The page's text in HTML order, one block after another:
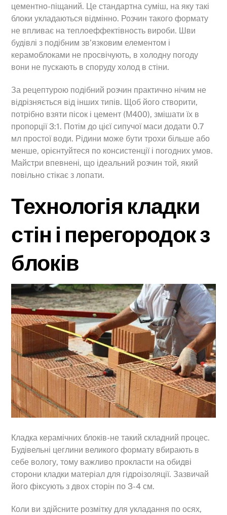
цементно-піщаний. Це стандартна суміш, на яку такі
блоки укладаються відмінно. Розчин такого формату
не впливає на теплоеффектівность вироби. Шви
будівлі з подібним зв’язковим елементом і
керамоблоками не просвічують, в холодну погоду
вони не пускають в споруду холод в стіни.
За рецептурою подібний розчин практично нічим не
відрізняється від інших типів. Щоб його створити,
потрібно взяти пісок і цемент (М400), змішати їх в
пропорції 3:1. Потім до цієї сипучої маси додати 0.7
мл простої води. Рідини може бути трохи більше або
менше, орієнтуйтеся по консистенції і погодних умов.
Майстри впевнені, що ідеальний розчин той, який
повільно стікає з лопати.
Технологія кладки
стін і перегородок з
блоків
Кладка керамічних блоків-не такий складний процес.
Будівельні цеглини великого формату вбирають в
себе вологу, тому важливо прокласти на обидві
сторони кладки матеріал для гідроізоляції. Зазвичай
його фіксують з двох сторін по 3-4 см.
Коли ви здійсните розмітку для укладання по осях,